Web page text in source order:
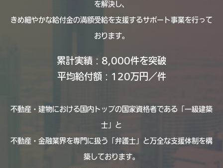
を解決し、
きめ細やかな給付金の満額受給を支援するサポート事業を行って
おります。
累計実績：8,000件を突破
平均給付額：120万円／件
不動産・建物における国内トップの国家資格者である「一級建築
士」と
不動産・金融業界を専門に扱う「弁護士」と 万全な支援体制を構
築しております。